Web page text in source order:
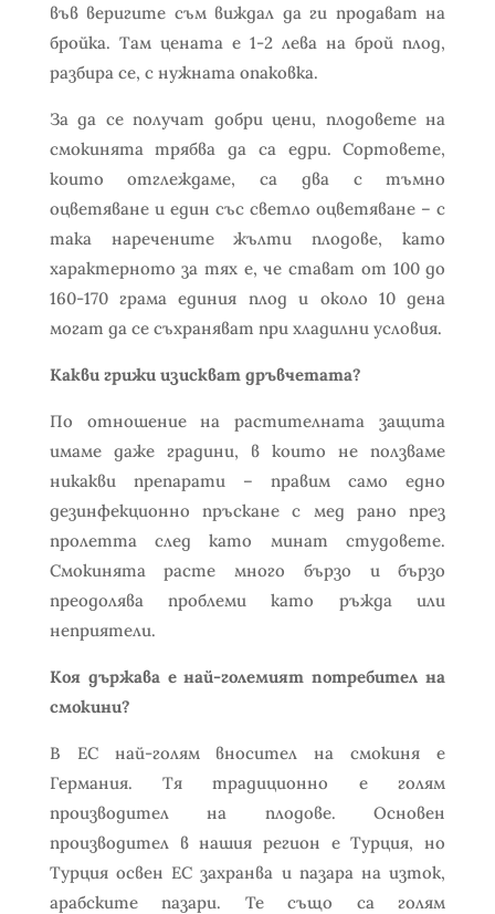
във веригите съм виждал да ги продават на
бройка. Там цената е 1-2 лева на брой плод,
разбира се, с нужната опаковка.
За да се получат добри цени, плодовете на
смокинята трябва да са едри. Сортовете,
които отглеждаме, са два с тъмно
оцветяване и един със светло оцветяване – с
така наречените жълти плодове, като
характерното за тях е, че стават от 100 до
160-170 грама единия плод и около 10 дена
могат да се съхраняват при хладилни условия.
Какви грижи изискват дръвчетата?
По отношение на растителната защита
имаме даже градини, в които не ползваме
никакви препарати – правим само едно
дезинфекционно пръскане с мед рано през
пролетта след като минат студовете.
Смокинята расте много бързо и бързо
преодолява проблеми като ръжда или
неприятели.
Коя държава е най-големият потребител на
смокини?
В ЕС най-голям вносител на смокиня е
Германия. Тя традиционно е голям
производител на плодове. Основен
производител в нашия регион е Турция, но
Турция освен ЕС захранва и пазара на изток,
арабските пазари. Те също са голям